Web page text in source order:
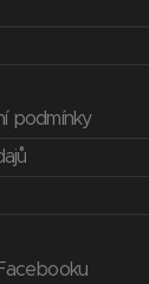
podmínky